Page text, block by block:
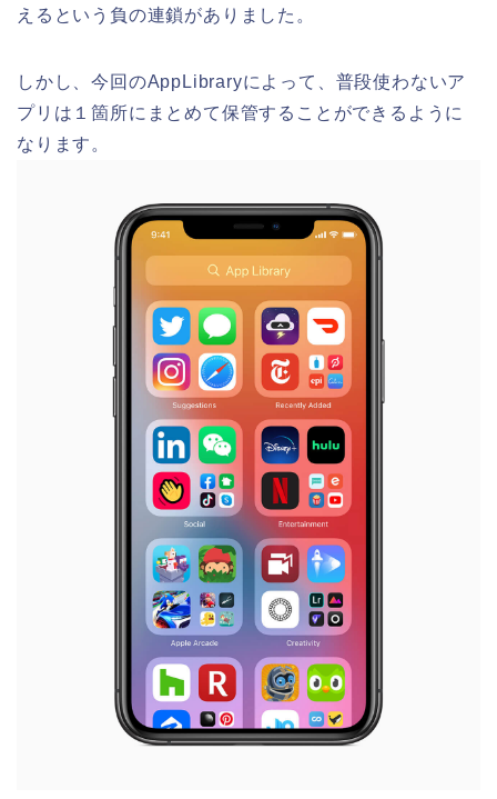
えるという負の連鎖がありました。
しかし、今回のAppLibraryによって、普段使わないア
プリは１箇所にまとめて保管することができるように
なります。